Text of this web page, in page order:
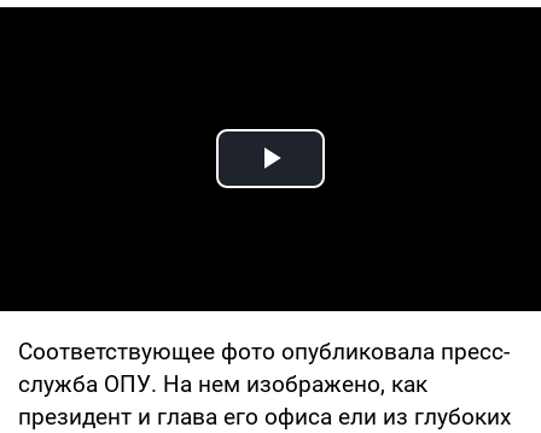
Play Video
Соответствующее фото опубликовала пресс-
служба ОПУ. На нем изображено, как
президент и глава его офиса ели из глубоких